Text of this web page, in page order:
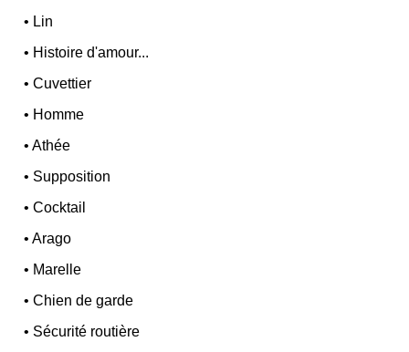
• Lin
• Histoire d'amour...
•Cuvettier
• Homme
•Athée
• Supposition
•Cocktail
•Arago
• Marelle
•Chien de garde
• Sécurité routière